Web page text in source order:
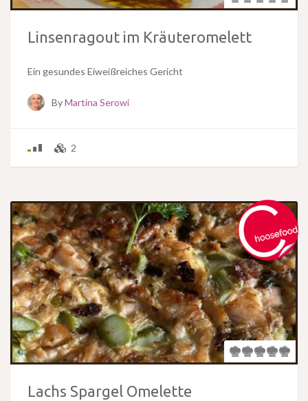
Linsenragout im Kräuteromelett
Ein gesundes Eiweißreiches Gericht
ByMartina Serowi
2
Lachs Spargel Omelette